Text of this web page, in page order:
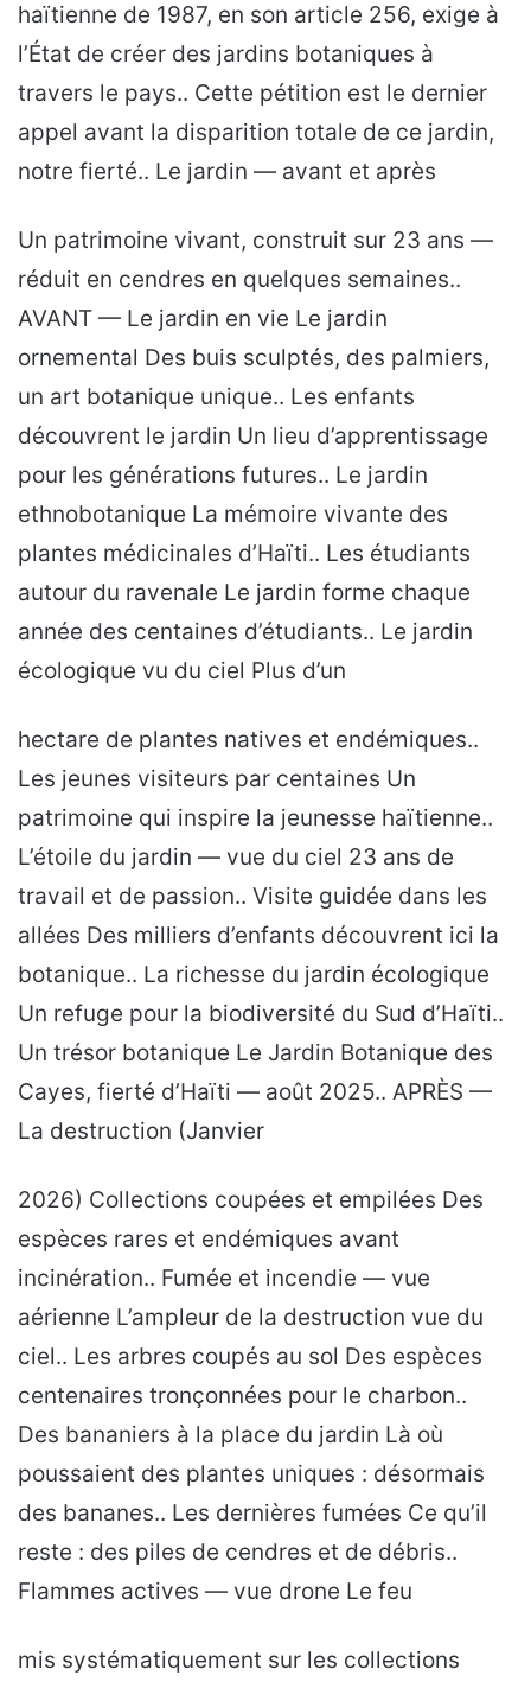
haïtienne de 1987, en son article 256, exige à
l’État de créer des jardins botaniques à
travers le pays.. Cette pétition est le dernier
appel avant la disparition totale de ce jardin,
notre fierté.. Le jardin — avant et après
Un patrimoine vivant, construit sur 23 ans —
réduit en cendres en quelques semaines..
AVANT — Le jardin en vie Le jardin
ornemental Des buis sculptés, des palmiers,
un art botanique unique.. Les enfants
découvrent le jardin Un lieu d’apprentissage
pour les générations futures.. Le jardin
ethnobotanique La mémoire vivante des
plantes médicinales d’Haïti.. Les étudiants
autour du ravenale Le jardin forme chaque
année des centaines d’étudiants.. Le jardin
écologique vu du ciel Plus d’un
hectare de plantes natives et endémiques..
Les jeunes visiteurs par centaines Un
patrimoine qui inspire la jeunesse haïtienne..
L’étoile du jardin — vue du ciel 23 ans de
travail et de passion.. Visite guidée dans les
allées Des milliers d’enfants découvrent ici la
botanique.. La richesse du jardin écologique
Un refuge pour la biodiversité du Sud d’Haïti..
Un trésor botanique Le Jardin Botanique des
Cayes, fierté d’Haïti — août 2025.. APRÈS —
La destruction (Janvier
2026) Collections coupées et empilées Des
espèces rares et endémiques avant
incinération.. Fumée et incendie — vue
aérienne L’ampleur de la destruction vue du
ciel.. Les arbres coupés au sol Des espèces
centenaires tronçonnées pour le charbon..
Des bananiers à la place du jardin Là où
poussaient des plantes uniques : désormais
des bananes.. Les dernières fumées Ce qu’il
reste : des piles de cendres et de débris..
Flammes actives — vue drone Le feu
mis systématiquement sur les collections